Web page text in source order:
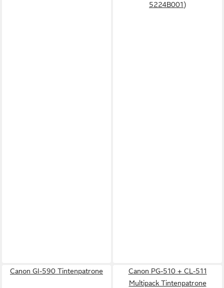
5224B001)
Canon GI-590 Tintenpatrone
Canon PG-510 + CL-511
Multipack Tintenpatrone